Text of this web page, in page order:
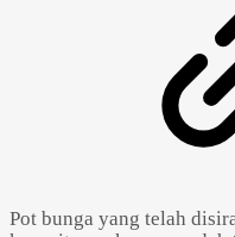
Pot bunga yang telah